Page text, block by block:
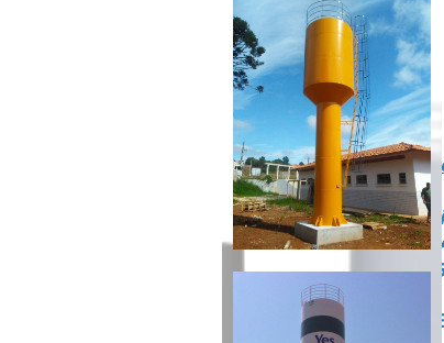
Rua
Vista
CEP